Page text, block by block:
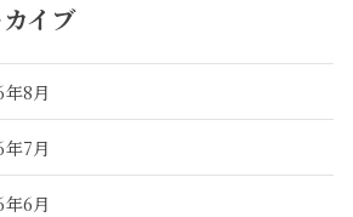
イブ
8月
7月
6月